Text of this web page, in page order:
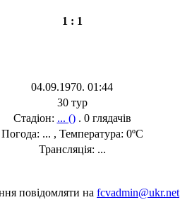
1 : 1
04.09.1970. 01:44
30 тур
Стадіон: ... (). 0 глядачів
Погода: ... , Температура: 0ºC
Трансляція: ...
повідомляти на fcvadmin@ukr.net